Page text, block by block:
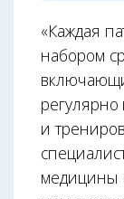
«Каждая
набором
и
медицины